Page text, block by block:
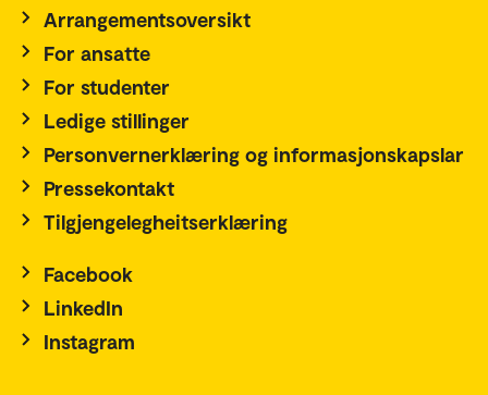
Arrangementsoversikt
For ansatte
For studenter
Ledige stillinger
Personvernerklæring og informasjonskapslar
Pressekontakt
Tilgjengelegheitserklæring
Facebook
LinkedIn
Instagram